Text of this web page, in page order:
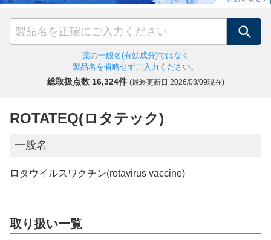
検索
薬の一般名(有効成分)ではなく
製品名を省略せずご入力ください。
総取扱点数 16,324件 (最終更新日 2026/08/09現在)
ROTATEQ(ロタテック)
一般名
ロタウイルスワクチン(rotavirus vaccine)
取り扱い一覧